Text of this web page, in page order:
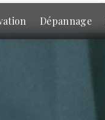
Dépannage